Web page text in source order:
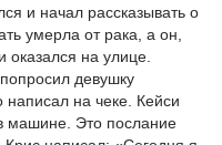
и начал рассказывать о
умерла от рака, а он,
оказался на улице.
девушку
написал на чеке. Кейси
машине. Это послание